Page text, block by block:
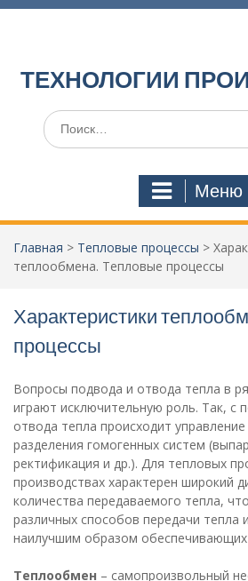
П
ТЕХНОЛОГИИ
И
с
Меню
Главная > Тепловые процессы >
теплообмена. Тепловые процессы
Характеристики
процессы
Вопросы подвода и отвода тепла в
играют исключительную роль. Так,
отвода тепла происходит
разделения гомогенных систем
ректификация и др.). Для тепловых
производствах характерен широкий
количества передаваемого тепла,
различных способов передачи тепла
наилучшим образом обеспечивающих
Теплообмен – самопроизвольный